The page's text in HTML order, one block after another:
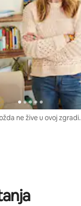
ne žive u ovoj zgradi.